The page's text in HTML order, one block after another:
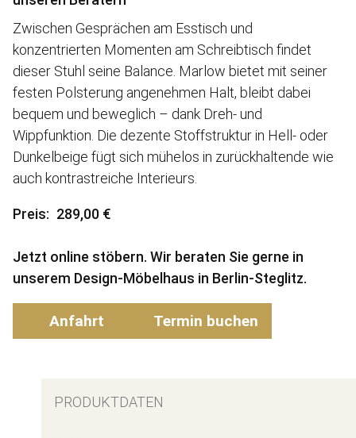
Zwischen Gesprächen am Esstisch und
konzentrierten Momenten am Schreibtisch findet
dieser Stuhl seine Balance. Marlow bietet mit seiner
festen Polsterung angenehmen Halt, bleibt dabei
bequem und beweglich – dank Dreh- und
Wippfunktion. Die dezente Stoffstruktur in Hell- oder
Dunkelbeige fügt sich mühelos in zurückhaltende wie
auch kontrastreiche Interieurs.
Preis 289,00 €
Jetzt online stöbern. Wir beraten Sie gerne in
unserem Design-Möbelhaus in Berlin-Steglitz.
Anfahrt Termin buchen
PRODUKTDATEN